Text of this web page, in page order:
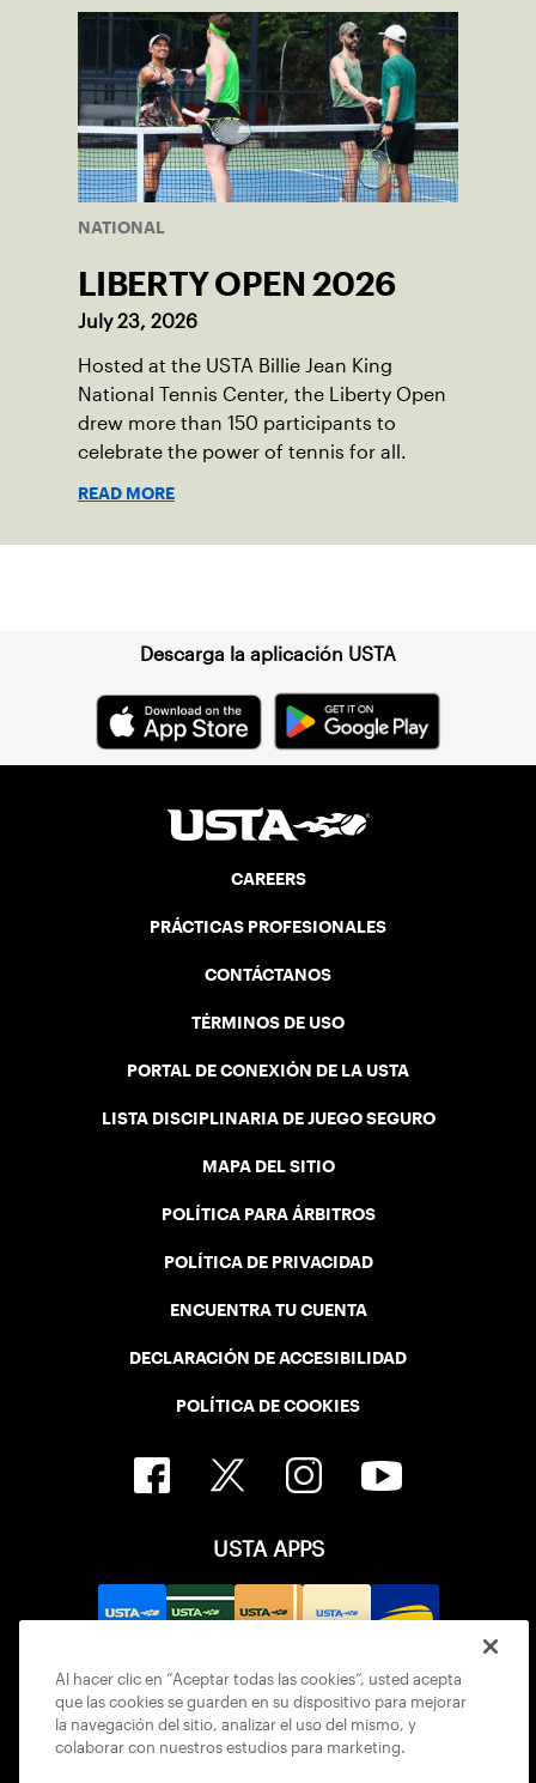
NATIONAL
LIBERTY OPEN 2026
July 23, 2026
Hosted at the USTA Billie Jean King
National Tennis Center, the Liberty Open
drew more than 150 participants to
celebrate the power of tennis for all.
READ MORE
Descarga la aplicación USTA
CAREERS
PRÁCTICAS PROFESIONALES
CONTÁCTANOS
TÉRMINOS DE USO
PORTAL DE CONEXIÓN DE LA USTA
LISTA DISCIPLINARIA DE JUEGO SEGURO
MAPA DEL SITIO
POLÍTICA PARA ÁRBITROS
POLÍTICA DE PRIVACIDAD
ENCUENTRA TU CUENTA
DECLARACIÓN DE ACCESIBILIDAD
POLÍTICA DE COOKIES
USTA APPS
Al hacer clic en “Aceptar todas las cookies”, usted acepta
que las cookies se guarden en su dispositivo para mejorar
la navegación del sitio, analizar el uso del mismo, y
colaborar con nuestros estudios para marketing.